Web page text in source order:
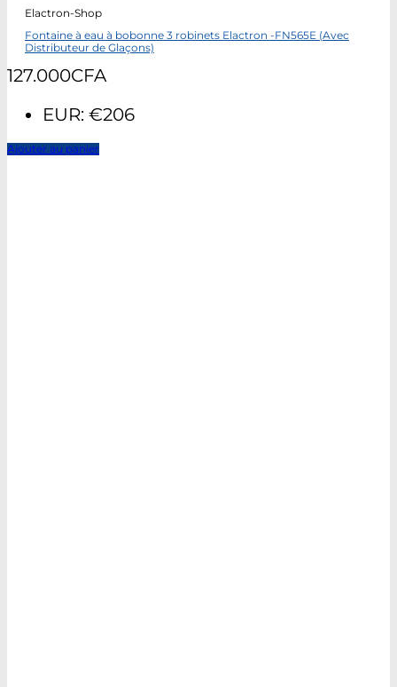
Elactron-Shop
Fontaine à eau à bobonne 3 robinets Elactron -FN565E (Avec
Distributeur de Glaçons)
127.000CFA
EUR: €206
Ajouter au panier